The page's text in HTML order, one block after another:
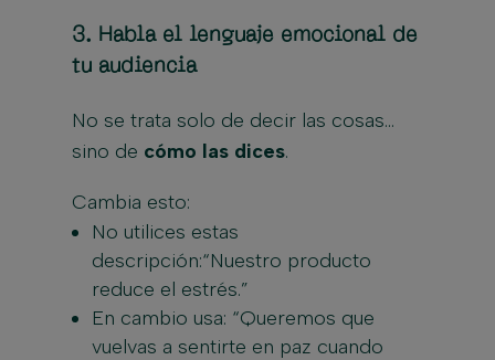
3. Habla el lenguaje emocional de
tu audiencia
No se trata solo de decir las cosas…
sino de cómo las dices.
Cambia esto:
No utilices estas
descripción:“Nuestro producto
reduce el estrés.”
En cambio usa: “Queremos que
vuelvas a sentirte en paz cuando